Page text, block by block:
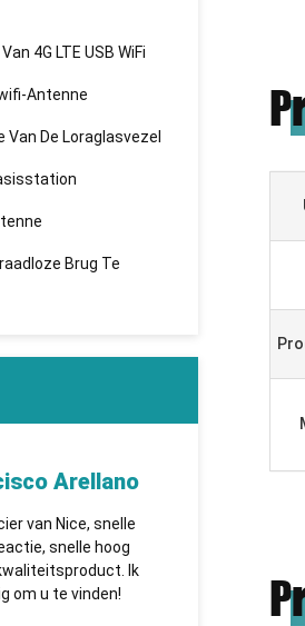
4G LTE USB WiFi
Antenne
Van De Loraglasvezel
Brug Te
Arellano
van Nice, snelle
snelle hoog
Ik
om u te vinden!